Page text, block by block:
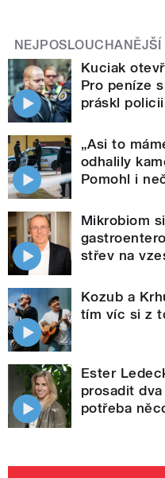
NEJPOSLOUCHANĚJŠÍ
Kuciak
Pro peníze
práskl policii
„Asi to
odhalily
Pomohl i
Mikrobiom
střev na
Kozub a
tím víc si z
Ester
prosadit
potřeba